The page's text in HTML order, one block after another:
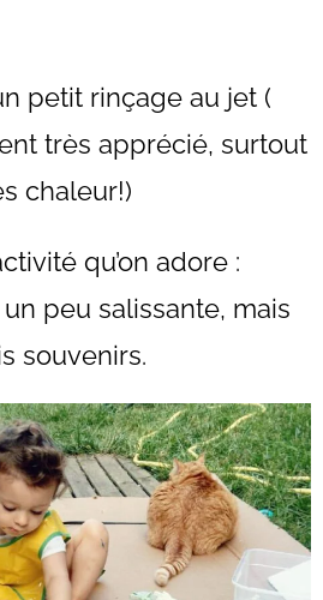
petit rinçage au jet (
très apprécié, surtout
chaleur!)
qu’on adore :
peu salissante, mais
souvenirs.